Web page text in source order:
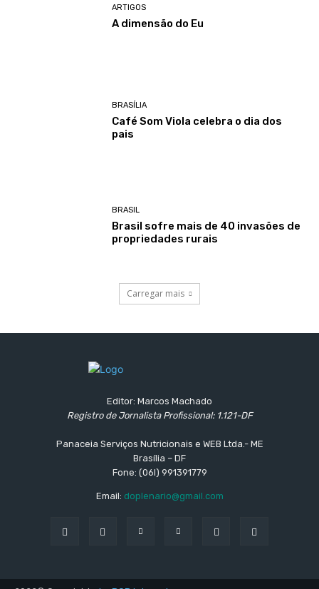
ARTIGOS
A dimensão do Eu
BRASÍLIA
Café Som Viola celebra o dia dos
pais
BRASIL
Brasil sofre mais de 40 invasões de
propriedades rurais
Carregar mais
Editor: Marcos Machado
Registro de Jornalista Profissional: 1.121-DF
Panaceia Serviços Nutricionais e WEB Ltda.- ME
Brasília – DF
Fone: (06l) 991391779
Email: doplenario@gmail.com